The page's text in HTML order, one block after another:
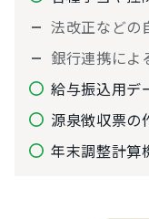
法改正などの
銀行連携によ
給与振込用デ
源泉徴収票の
年末調整計算